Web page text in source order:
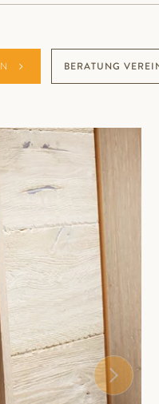
BERATUNG